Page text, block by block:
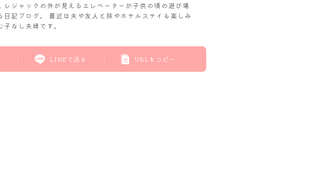
レジャックの外が見えるエレベーターが子供の頃の遊び場
記ブログ。 最近は夫や友人と旅やホテルステイも楽しみ
なし夫婦です。
LINEで送る URLをコピー